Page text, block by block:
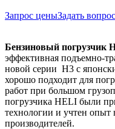
Запрос ценыЗадать вопрос
Бензиновый погрузчик
эффективная подъемно-
новой серии H3 с
хорошо подходит для
работ при большом
погрузчика HELI были
технологии и учтен
производителей.